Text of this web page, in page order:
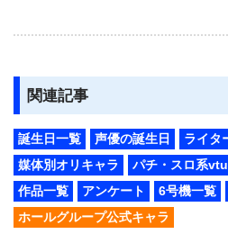
関連記事
誕生日一覧 声優の誕生日
ライタ
媒体別オリキャラ
パチ・スロ系
作品一覧
アンケート 6号機一覧
ホールグループ公式キャラ